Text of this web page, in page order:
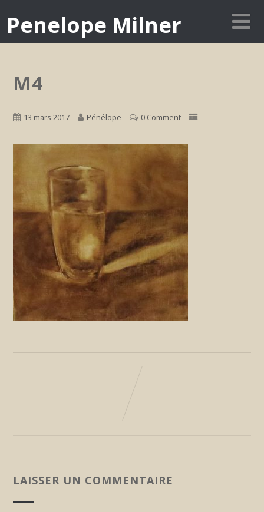
Penelope Milner
M4
13 mars 2017 Pénélope 0 Comment
LAISSER UN COMMENTAIRE